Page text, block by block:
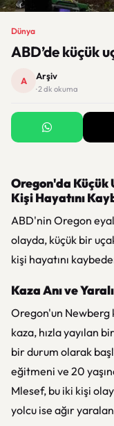
Dünya
ABD’de küçük
A Arşiv
· 2 dk okuma
Oregon'da Küçük
Kişi Hayatını
ABD'nin Oregon
olayda, küçük bir
kişi hayatını
Kaza Anı ve
Oregon'un Newberg
kaza, hızla yayılan
bir durum olarak
eğitmeni ve 20
Mlesef, bu iki kişi
yolcu ise ağır